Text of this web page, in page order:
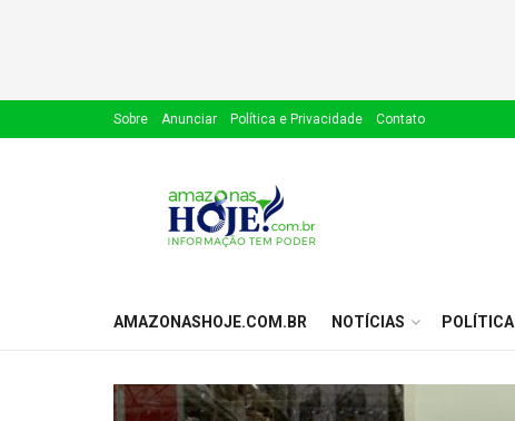
Sobre Anunciar Política e Privacidade Contato
AMAZONASHOJE.COM.BR NOTÍCIAS POLÍTICA